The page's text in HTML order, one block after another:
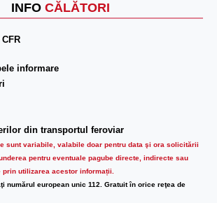
INFO CĂLĂTORI
informare
din transportul feroviar
sunt variabile, valabile doar pentru data şi ora solicitării
pentru eventuale pagube directe, indirecte sau
utilizarea acestor informații.
numărul european unic 112. Gratuit în orice reţea de